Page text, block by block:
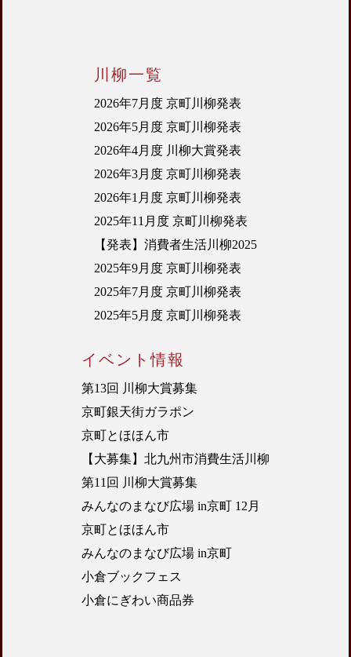
イベント情報
第13回 川柳大賞募集
京町銀天街ガラポン
京町とほほん市
【大募集】北九州市消費生活川柳
第11回 川柳大賞募集
みんなのまなび広場 in京町 12月
京町とほほん市
みんなのまなび広場 in京町
小倉ブックフェス
小倉にぎわい商品券
川柳一覧
2026年7月度 京町川柳発表
2026年5月度 京町川柳発表
2026年4月度 川柳大賞発表
2026年3月度 京町川柳発表
2026年1月度 京町川柳発表
2025年11月度 京町川柳発表
【発表】消費者生活川柳2025
2025年9月度 京町川柳発表
2025年7月度 京町川柳発表
2025年5月度 京町川柳発表